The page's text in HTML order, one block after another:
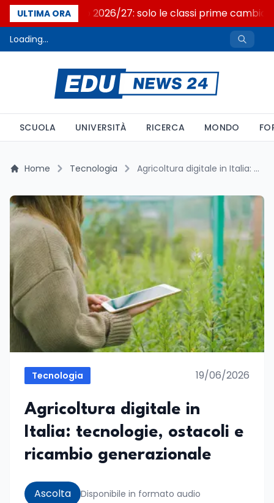
ULTIMA ORA
Nuovo curricolo 2026/27: solo le classi prime
Loading...
SCUOLA UNIVERSITÀ RICERCA MONDO
Home Tecnologia Agricoltura digitale in Italia: tecnologie, ostacoli e ricambio generazionale
Tecnologia 19/06/2026
Agricoltura digitale in
Italia: tecnologie, ostacoli e
ricambio generazionale
Ascolta Disponibile in formato audio